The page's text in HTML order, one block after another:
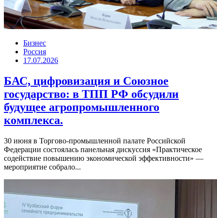
Бизнес
Россия
17.07.2026
БАС, цифровизация и Союзное
государство: в ТПП РФ обсудили
будущее агропромышленного
комплекса.
30 июня в Торгово-промышленной палате Российской
Федерации состоялась панельная дискуссия «Практическое
содействие повышению экономической эффективности» —
мероприятие собрало...